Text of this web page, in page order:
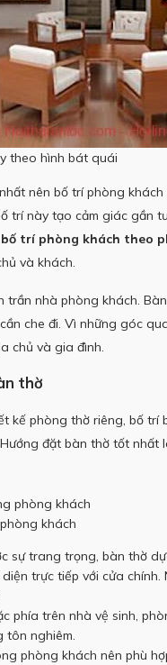
theo hình bát quái
nên bố trí phòng
trí này tạo cảm giác gần
bố trí phòng khách theo
và khách.
trần nhà phòng khách.
che đi. Vì những góc
chủ và gia đình.
thờ
kế phòng thờ riêng, bố
Hướng đặt bàn thờ tốt nhất
khách
sự trang trọng, bàn thờ
trực tiếp với cửa chính.
phía trên nhà vệ sinh,
tôn nghiêm.
phòng khách nên phù